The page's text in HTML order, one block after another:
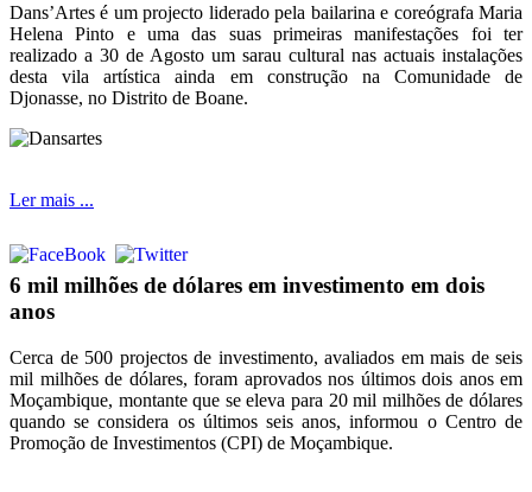
Dans’Artes é um projecto liderado pela bailarina e coreógrafa Maria
Helena Pinto e uma das suas primeiras manifestações foi ter
realizado a 30 de Agosto um sarau cultural nas actuais instalações
desta vila artística ainda em construção na Comunidade de
Djonasse, no Distrito de Boane.
Ler mais ...
6 mil milhões de dólares em investimento em dois
anos
Cerca de 500 projectos de investimento, avaliados em mais de seis
mil milhões de dólares, foram aprovados nos últimos dois anos em
Moçambique, montante que se eleva para 20 mil milhões de dólares
quando se considera os últimos seis anos, informou o Centro de
Promoção de Investimentos (CPI) de Moçambique.